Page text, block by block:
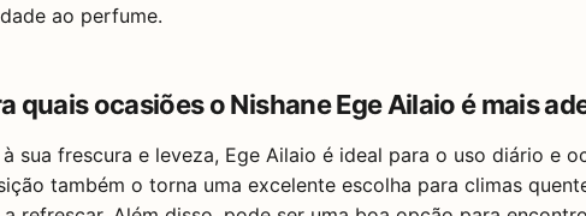
ao perfume.
quais ocasiões o Nishane Ege Ailaio é mais
sua frescura e leveza, Ege Ailaio é ideal para o uso diário e
também o torna uma excelente escolha para climas